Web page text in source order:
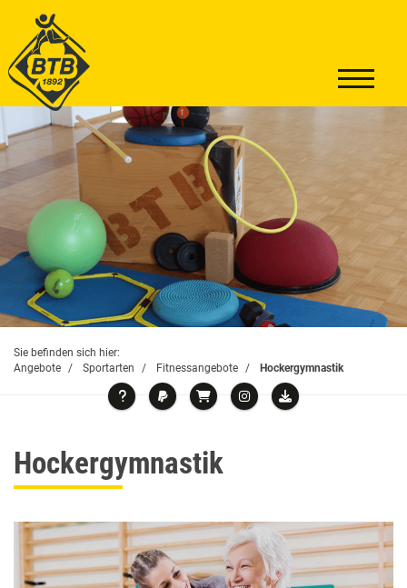
Sie befinden sich hier:
Angebote
Sportarten Fitnessangebote Hockergymnastik
Hockergymnastik